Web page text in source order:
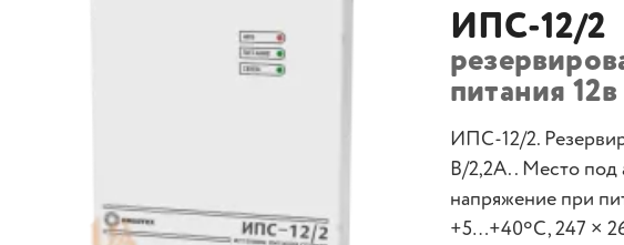
ИПС-12/2
питания 12в
ИПС-12/2.
В/2,2А.. Место под
напряжение при
+5…+40ºС, 247 ×